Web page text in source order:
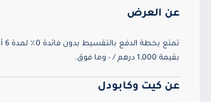
عن العرض
بقيمة 1,000 درهم / - وما فوق.
عن كيت وكابودل